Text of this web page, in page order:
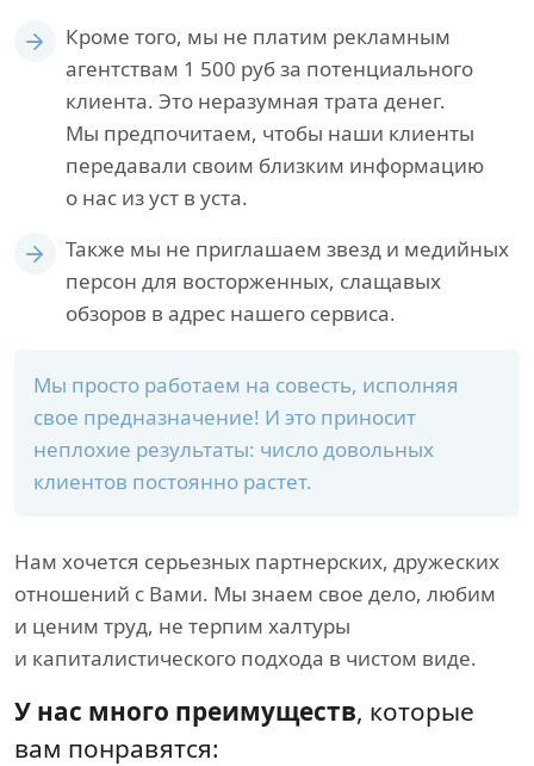
Кроме того, мы не платим рекламным
агентствам 1 500 руб за потенциального
клиента. Это неразумная трата денег.
Мы предпочитаем, чтобы наши клиенты
передавали своим близким информацию
о нас из уст в уста.
Также мы не приглашаем звезд и медийных
персон для восторженных, слащавых
обзоров в адрес нашего сервиса.
Мы просто работаем на совесть, исполняя
свое предназначение! И это приносит
неплохие результаты: число довольных
клиентов постоянно растет.
Нам хочется серьезных партнерских, дружеских
отношений с Вами. Мы знаем свое дело, любим
и ценим труд, не терпим халтуры
и капиталистического подхода в чистом виде.
У нас много преимуществ, которые
вам понравятся: